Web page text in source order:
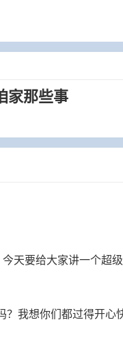
家那些事
今天要给大家讲一个
？我想你们都过得开心